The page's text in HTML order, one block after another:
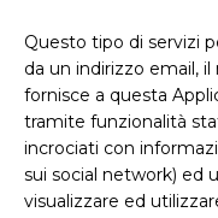
Questo tipo di servizi
da un indirizzo email,
fornisce a questa
tramite funzionalità
incrociati con
sui social network) ed
visualizzare ed